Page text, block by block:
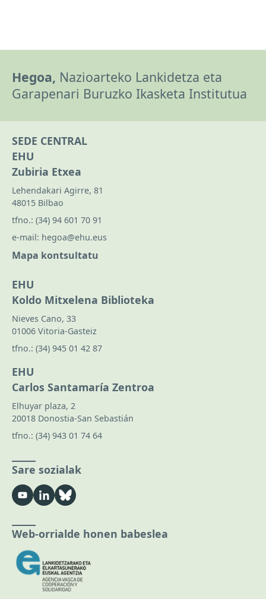
Hegoa, Nazioarteko Lankidetza eta
Garapenari Buruzko Ikasketa Institutua
SEDE CENTRAL
EHU
Zubiria Etxea
Lehendakari Agirre, 81
48015 Bilbao
tfno.: (34) 94 601 70 91
e-mail: hegoa@ehu.eus
Mapa kontsultatu
EHU
Koldo Mitxelena Biblioteka
Nieves Cano, 33
01006 Vitoria-Gasteiz
tfno.: (34) 945 01 42 87
EHU
Carlos Santamaría Zentroa
Elhuyar plaza, 2
20018 Donostia-San Sebastián
tfno.: (34) 943 01 74 64
Sare sozialak
Web-orrialde honen babeslea